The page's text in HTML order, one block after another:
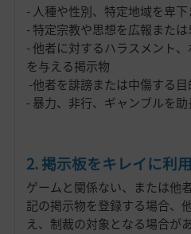
- 人種や性別、特定地域を卑
- 特定宗教や思想を広報また
- 他者に対するハラスメント
を与える掲示物
-他者を誹謗または中傷する
- 暴力、非行、ギャンブルを
2. 掲示板をキレイに利
ゲームと関係ない、または他
記の掲示物を登録する場合、
え、制裁の対象となる場合があ